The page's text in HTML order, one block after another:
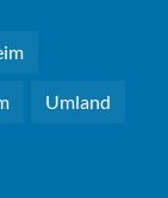
Umland